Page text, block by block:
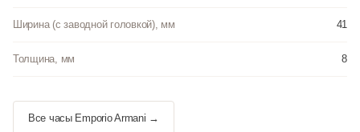
Ширина (с заводной головкой), мм 41
Толщина, мм 8
Все часы Emporio Armani →